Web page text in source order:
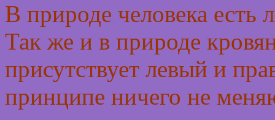
В природе человека есть
Так же и в природе
присутствует левый и
принципе ничего не